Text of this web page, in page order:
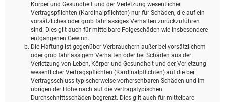
Körper und Gesundheit und der Verletzung wesentlicher
Vertragspflichten (Kardinalpflichten) nur für Schäden, die auf ein
vorsätzliches oder grob fahrlässiges Verhalten zurückzuführen
sind. Dies gilt auch für mittelbare Folgeschäden wie insbesondere
entgangenen Gewinn.
Die Haftung ist gegenüber Verbrauchern außer bei vorsätzlichem
oder grob fahrlässigem Verhalten oder bei Schäden aus der
Verletzung von Leben, Körper und Gesundheit und der Verletzung
wesentlicher Vertragspflichten (Kardinalpflichten) auf die bei
Vertragsschluss typischerweise vorhersehbaren Schäden und im
übrigen der Höhe nach auf die vertragstypischen
Durchschnittsschäden begrenzt. Dies gilt auch für mittelbare